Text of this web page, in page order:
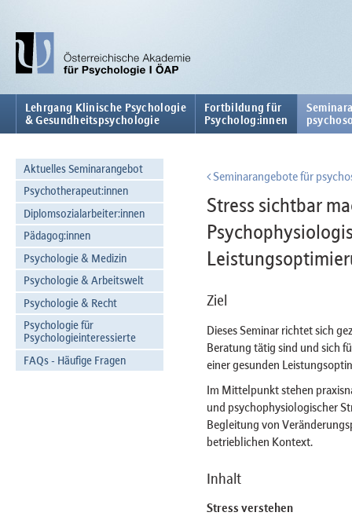
Lehrgang Klinische Psychologie
& Gesundheitspsychologie
Fortbildung für
Psycholog:innen
Aktuelles Seminarangebot
Psychotherapeut:innen
Diplomsozialarbeiter:innen
Pädagog:innen
Psychologie & Medizin
Psychologie & Arbeitswelt
Psychologie & Recht
Psychologie für
Psychologieinteressierte
FAQs - Häufige Fragen
Seminarangebote für
Stress sichtbar
Ziel
Dieses Seminar richtet sich
Beratung tätig sind und sich
einer gesunden
Im Mittelpunkt stehen
und psychophysiologischer
Begleitung von
betrieblichen Kontext.
Inhalt
Stress verstehen